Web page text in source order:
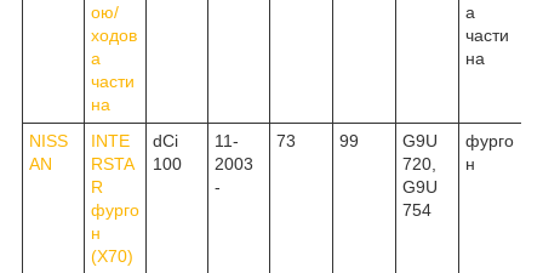
ою/
ходов
а
части
на
а
части
на
NISS
AN
INTE
RSTA
R
фурго
н
(X70)
dCi
100
11-
2003
-
73 99
G9U
720,
G9U
754
фурго
н